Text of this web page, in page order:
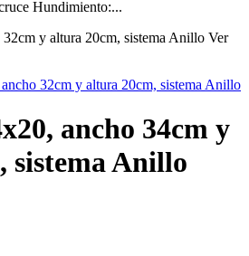
Hundimiento:...
Ver
ancho 34cm y
sistema Anillo